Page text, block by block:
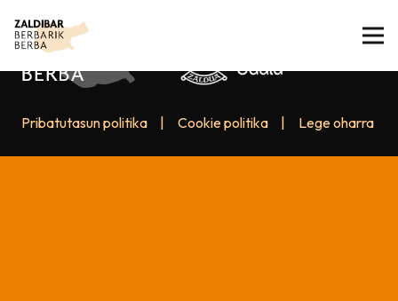
Pribatutasun politika Cookie politika Lege oharra